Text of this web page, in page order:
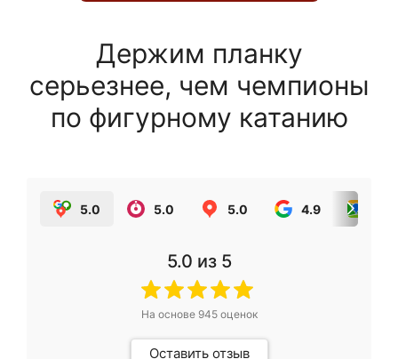
Держим планку
серьезнее, чем чемпионы
по фигурному катанию
5.0 5.0 5.0 4.9
5.0 из 5
На основе 945оценок
Оставить отзыв